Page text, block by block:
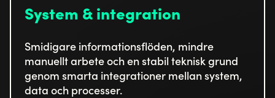
System & integration
Smidigare informationsflöden, mindre
manuellt arbete och en stabil teknisk grund
genom smarta integrationer mellan system,
data och processer.